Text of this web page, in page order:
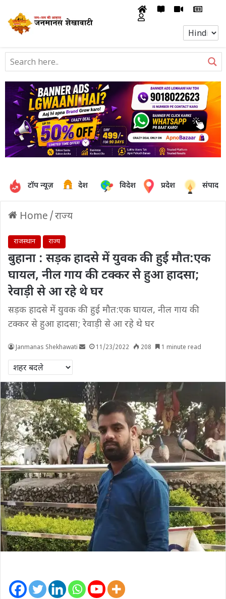
टॉप न्यूज़ देश विदेश प्रदेश
Home /राज्य
राजस्थान राज्य
बुहाना : सड़क हादसे में युवक की हुई मौत:एक
घायल, नील गाय की टक्कर से हुआ हादसा;
रेवाड़ी से आ रहे थे घर
सड़क हादसे में युवक की हुई मौत:एक घायल, नील गाय की
टक्कर से हुआ हादसा; रेवाड़ी से आ रहे थे घर
Janmanas Shekhawati 11/23/2022 208 1 minute read